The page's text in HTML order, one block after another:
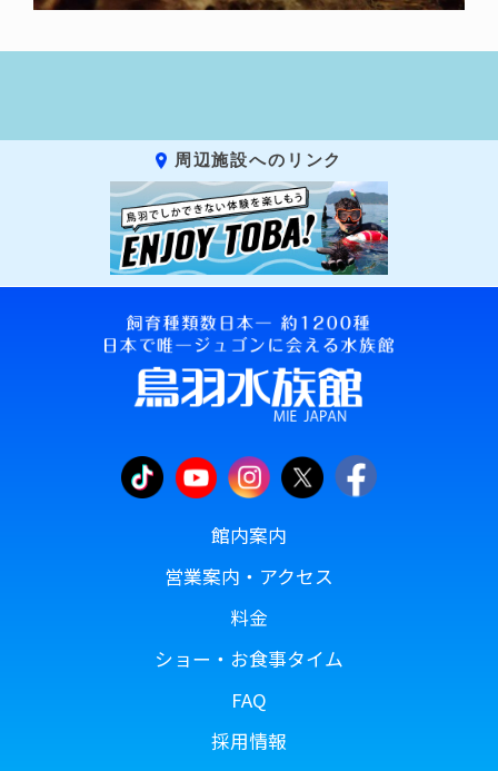
周辺施設へのリンク
館内案内
営業案内・アクセス
料金
ショー・お食事タイム
FAQ
採用情報